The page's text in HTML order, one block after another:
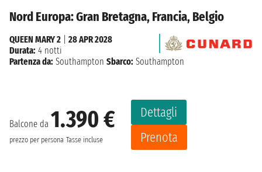
Nord Europa: Gran Bretagna, Francia, Belgio
Balcone da 1.390 €
prezzo per persona Tasse incluse
Dettagli
Prenota
QUEEN MARY 2
28 APR 2028
Durata: 4 notti
Partenza da: Southampton Sbarco: Southampton